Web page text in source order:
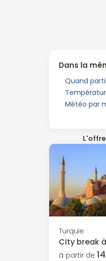
Dans la
Quand
Météo par
Turquie
City break
à partir de